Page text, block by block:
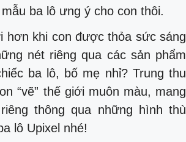
ba lô ưng ý cho con thôi.
hơn khi con được thỏa sức sáng
nét riêng qua các sản phẩm
ba lô, bố mẹ nhỉ? Trung thu
“vẽ” thế giới muôn màu, mang
thông qua những hình thù
lô Upixel nhé!